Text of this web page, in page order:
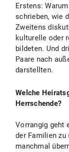
Erstens:
schrieben, wie
Zweitens
kulturelle oder
bildeten. Und
Paare nach
darstellten.
Welche
Herrschende?
Vorrangig geht
der Familien
manchmal